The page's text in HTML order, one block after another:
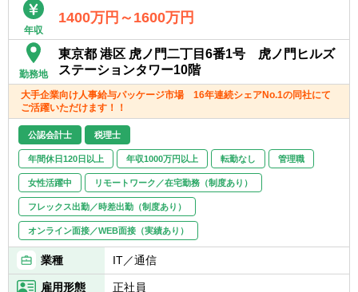
年収
1400万円～1600万円
勤務地
東京都 港区 虎ノ門二丁目6番1号 虎ノ門ヒルズ
ステーションタワー10階
大手企業向け人事給与パッケージ市場 16年連続シェアNo.1の同社にて
ご活躍いただけます！！
公認会計士 税理士
年間休日120日以上 年収1000万円以上 転勤なし 管理職
女性活躍中 リモートワーク／在宅勤務（制度あり）
フレックス出勤／時差出勤（制度あり）
オンライン面接／WEB面接（実績あり）
業種 IT／通信
雇用形態 正社員